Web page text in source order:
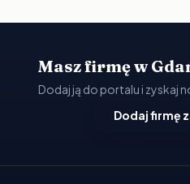
Masz firmę w
Dodaj ją do portalu i zyskaj
Dodaj firmę